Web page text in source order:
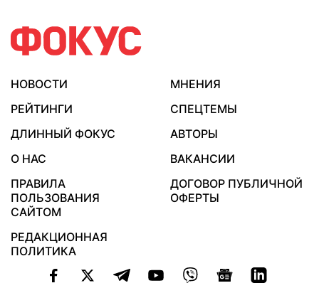
НОВОСТИ
МНЕНИЯ
РЕЙТИНГИ
СПЕЦТЕМЫ
ДЛИННЫЙ ФОКУС
АВТОРЫ
О НАС
ВАКАНСИИ
ПРАВИЛА
ПОЛЬЗОВАНИЯ
САЙТОМ
ДОГОВОР ПУБЛИЧНОЙ
ОФЕРТЫ
РЕДАКЦИОННАЯ
ПОЛИТИКА